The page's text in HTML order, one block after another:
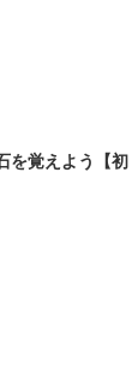
を覚えよう【初